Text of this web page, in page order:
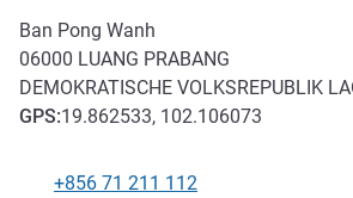
Ban Pong Wanh
06000 LUANG PRABANG
DEMOKRATISCHE VOLKSREPUBLIK
GPS:19.862533, 102.106073
+856 71 211 112